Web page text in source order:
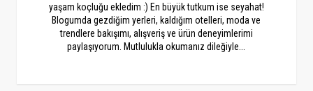
yaşam koçluğu ekledim :) En büyük tutkum ise seyahat!
Blogumda gezdiğim yerleri, kaldığım otelleri, moda ve
trendlere bakışımı, alışveriş ve ürün deneyimlerimi
paylaşıyorum. Mutlulukla okumanız dileğiyle...